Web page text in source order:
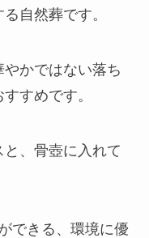
自然葬です。
かではない落ち
すめです。
、骨壺に入れて
できる、環境に優